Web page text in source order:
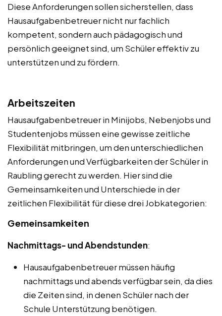
Diese Anforderungen sollen sicherstellen, dass
Hausaufgabenbetreuer nicht nur fachlich
kompetent, sondern auch pädagogisch und
persönlich geeignet sind, um Schüler effektiv zu
unterstützen und zu fördern.
Arbeitszeiten
Hausaufgabenbetreuer in Minijobs, Nebenjobs und
Studentenjobs müssen eine gewisse zeitliche
Flexibilität mitbringen, um den unterschiedlichen
Anforderungen und Verfügbarkeiten der Schüler in
Raubling gerecht zu werden. Hier sind die
Gemeinsamkeiten und Unterschiede in der
zeitlichen Flexibilität für diese drei Jobkategorien:
Gemeinsamkeiten
Nachmittags- und Abendstunden:
Hausaufgabenbetreuer müssen häufig
nachmittags und abends verfügbar sein, da dies
die Zeiten sind, in denen Schüler nach der
Schule Unterstützung benötigen.